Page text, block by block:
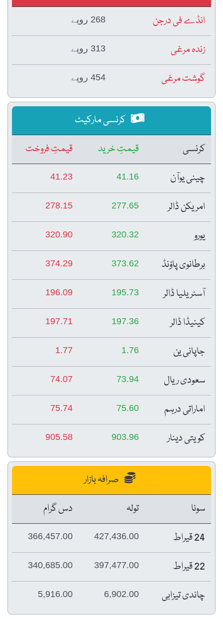
انڈے فی درجن
268 روپے
زندہ مرغی 313 روپے
گوشت مرغی 454 روپے
کرنسی مارکیٹ
کرنسی
قیمتِ خرید
قیمتِ فروخت
چینی یوآن
41.16
41.23
امریکن ڈالر 277.65
278.15
یورو 320.32
320.90
برطانوی پاؤنڈ 373.62
374.29
آسٹریلیا ڈالر 195.73
196.09
کینیڈا ڈالر 197.36
197.71
جاپانی ین 1.76
1.77
سعودی ریال 73.94
74.07
اماراتی درہم 75.60
75.74
کویتی دینار 903.96
905.58
صرافہ بازار
سونا
تولہ
دس گرام
24 قیراط
427,436.00
366,457.00
22 قیراط 397,477.00
340,685.00
چاندی تیزابی 6,902.00
5,916.00